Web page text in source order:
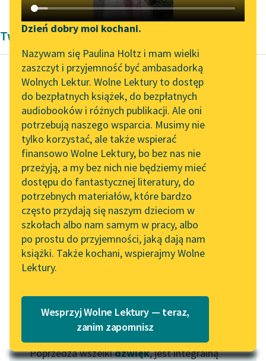
Katalog DAISY
Podkasty o książkach
Zgłoś brak utworu
Aktualności
„Prokurator Alicja Horn”
do słuchania
Byliśmy częścią AI Impact
Lab
Zapraszamy na spotkanie
online z tłumaczkami
literatury skandynawskiej
Spotkanie z Katarzyną
Tunkiel w Oslo
102. lata temu zmarł
Joseph Conrad
Lektury szkolne i klasyka
literatury do słuchania dla
uczennic i uczniów z
Narzędzia
Mapa Wolnych Lektur
Leśmianator
Przewodnik dla piszących i
czytających
API
OAI-PMH
Widget Wolnych Lektur
Przypisy
Katalog w formacie PDF
Dzień dobry moi kochani.
Nazywam się Paulina Holtz i mam wielki
zaszczyt i przyjemność być ambasadorką
Wolnych Lektur. Wolne Lektury to dostęp
do bezpłatnych książek, do bezpłatnych
audiobooków i różnych publikacji. Ale oni
potrzebują naszego wsparcia. Musimy nie
tylko korzystać, ale także wspierać
finansowo Wolne Lektury, bo bez nas nie
przeżyją, a my bez nich nie będziemy mieć
dostępu do fantastycznej literatury, do
potrzebnych materiałów, które bardzo
często przydają się naszym dzieciom w
szkołach albo nam samym w pracy, albo
po prostu do przyjemności, jaką dają nam
książki. Także kochani, wspierajmy Wolne
Lektury.
Wesprzyj Wolne Lektury — teraz,
zanim zapomnisz
Twórczość Włodzimierza Perzyńskiego
Włodzimierz Perzyński
Przebudzenie
Śni mi się słomą kryta
strzecha
Drzemiąca w cichej
wiosce starej;
Śni mi się duże...
Czytaj więcej
Motyw: Cisza
Poprzedza wszelkidźwięk, jest integralną